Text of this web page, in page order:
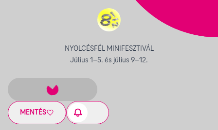
NYOLCÉSFÉL MINIFESZTIVÁL
Július 1–5. és július 9–12.
MENTÉS